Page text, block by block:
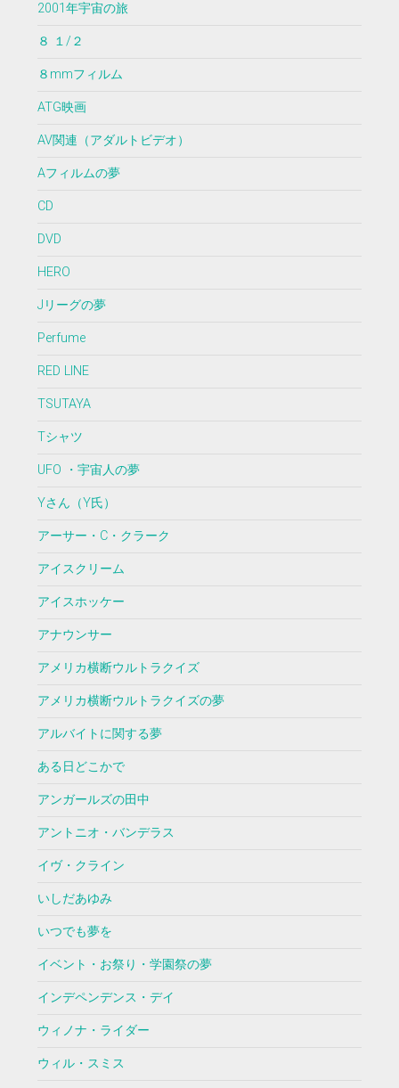
2001年宇宙の旅
８ １/２
８mmフィルム
ATG映画
AV関連（アダルトビデオ）
Aフィルムの夢
CD
DVD
HERO
Jリーグの夢
Perfume
RED LINE
TSUTAYA
Tシャツ
UFO ・宇宙人の夢
Yさん（Y氏）
アーサー・C・クラーク
アイスクリーム
アイスホッケー
アナウンサー
アメリカ横断ウルトラクイズ
アメリカ横断ウルトラクイズの夢
アルバイトに関する夢
ある日どこかで
アンガールズの田中
アントニオ・バンデラス
イヴ・クライン
いしだあゆみ
いつでも夢を
イベント・お祭り・学園祭の夢
インデペンデンス・デイ
ウィノナ・ライダー
ウィル・スミス